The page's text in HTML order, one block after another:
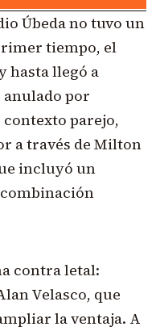
Úbeda no tuvo un
tiempo, el
hasta llegó a
por
contexto parejo,
a través de Milton
incluyó un
contra letal:
Velasco, que
la ventaja. A